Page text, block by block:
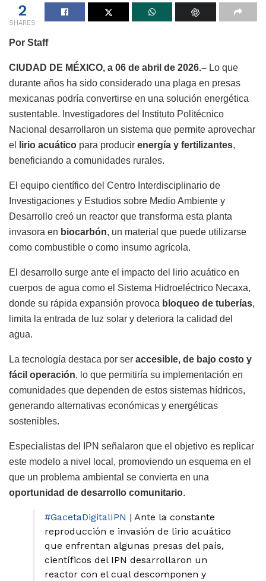
2
SHARES
Por Staff
CIUDAD DE MÉXICO, a 06 de abril de 2026.– Lo que
durante años ha sido considerado una plaga en presas
mexicanas podría convertirse en una solución energética
sustentable. Investigadores del Instituto Politécnico
Nacional desarrollaron un sistema que permite aprovechar
el
lirio acuático para producir energía y fertilizantes,
beneficiando a comunidades rurales.
El equipo científico del Centro Interdisciplinario de
Investigaciones y Estudios sobre Medio Ambiente y
Desarrollo creó un reactor que transforma esta planta
invasora en biocarbón, un material que puede utilizarse
como combustible o como insumo agrícola.
El desarrollo surge ante el impacto del lirio acuático en
cuerpos de agua como el Sistema Hidroeléctrico Necaxa,
donde su rápida expansión provoca bloqueo de tuberías,
limita la entrada de luz solar y deteriora la calidad del
agua.
La tecnología destaca por ser accesible, de bajo costo y
fácil operación, lo que permitiría su implementación en
comunidades que dependen de estos sistemas hídricos,
generando alternativas económicas y energéticas
sostenibles.
Especialistas del IPN señalaron que el objetivo es replicar
este modelo a nivel local, promoviendo un esquema en el
que un problema ambiental se convierta en una
oportunidad de desarrollo comunitario.
#GacetaDigitalIPN | Ante la constante
reproducción e invasión de lirio acuático
que enfrentan algunas presas del país,
científicos del IPN desarrollaron un
reactor con el cual descomponen y